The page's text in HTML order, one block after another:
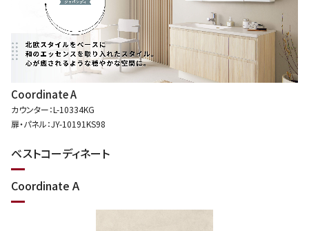
Coordinate A
カウンター：L-10334KG
扉・パネル：JY-10191KS98
ベストコーディネート
Coordinate A